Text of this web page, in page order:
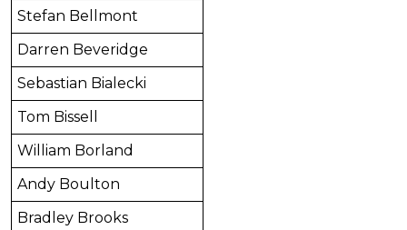
Stefan Bellmont
Darren Beveridge
Sebastian Bialecki
Tom Bissell
William Borland
Andy Boulton
Bradley Brooks